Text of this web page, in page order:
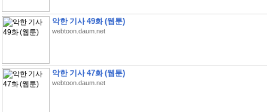
악한 기사 49화 (웹툰)
webtoon.daum.net
악한 기사 47화 (웹툰)
webtoon.daum.net